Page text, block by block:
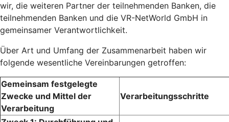
wir, die weiteren Partner der teilnehmenden Banken, die
teilnehmenden Banken und die VR-NetWorld GmbH in
gemeinsamer Verantwortlichkeit.
Über Art und Umfang der Zusammenarbeit haben wir
folgende wesentliche Vereinbarungen getroffen:
Gemeinsam festgelegte
Zwecke und Mittel der
Verarbeitung
Verarbeitungsschritte